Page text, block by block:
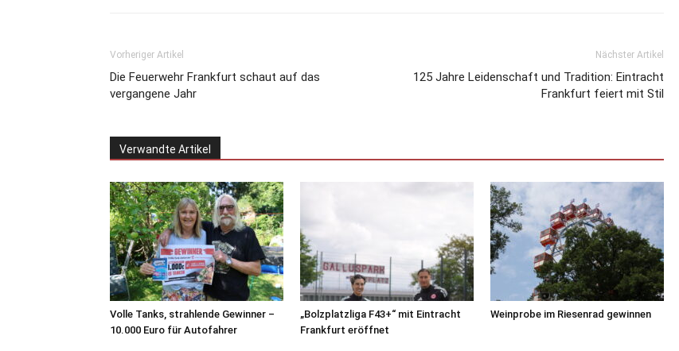
Vorheriger Artikel
Die Feuerwehr Frankfurt schaut auf das
vergangene Jahr
Nächster Artikel
125 Jahre Leidenschaft und Tradition: Eintracht
Frankfurt feiert mit Stil
Verwandte Artikel
Volle Tanks, strahlende Gewinner –
10.000 Euro für Autofahrer
„Bolzplatzliga F43+“ mit Eintracht
Frankfurt eröffnet
Weinprobe im Riesenrad gewinnen